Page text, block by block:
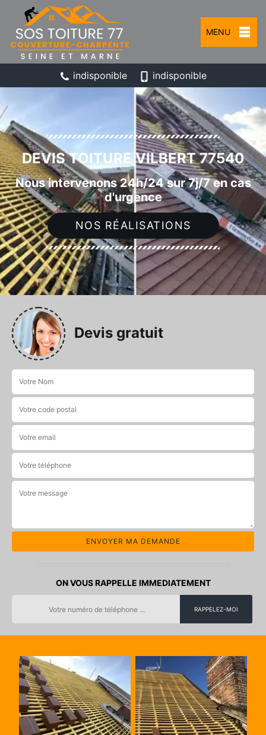
MENU
indisponible indisponible
DEVIS TOITURE VILBERT 77540
Nous intervenons 24h/24 sur 7j/7 en cas
d'urgence
NOS RÉALISATIONS
Devis gratuit
ON VOUS RAPPELLE IMMEDIATEMENT